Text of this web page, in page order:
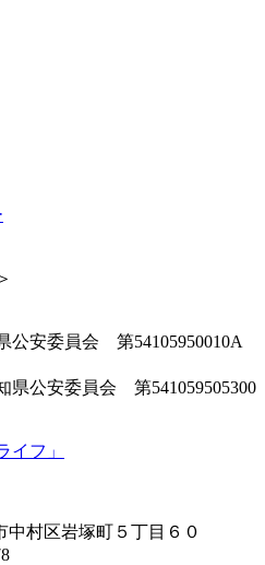
公安委員会 第54105950010A
県公安委員会 第541059505300
村区岩塚町５丁目６０